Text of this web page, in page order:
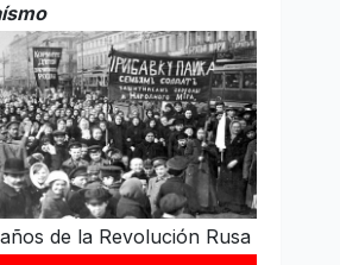
de la Revolución Rusa